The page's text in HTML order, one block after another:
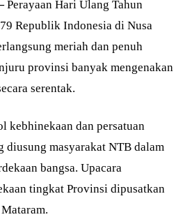
Perayaan Hari Ulang Tahun
Republik Indonesia di Nusa
meriah dan penuh
provinsi banyak mengenakan
serentak.
kebhinekaan dan persatuan
diusung masyarakat NTB dalam
bangsa. Upacara
tingkat Provinsi dipusatkan